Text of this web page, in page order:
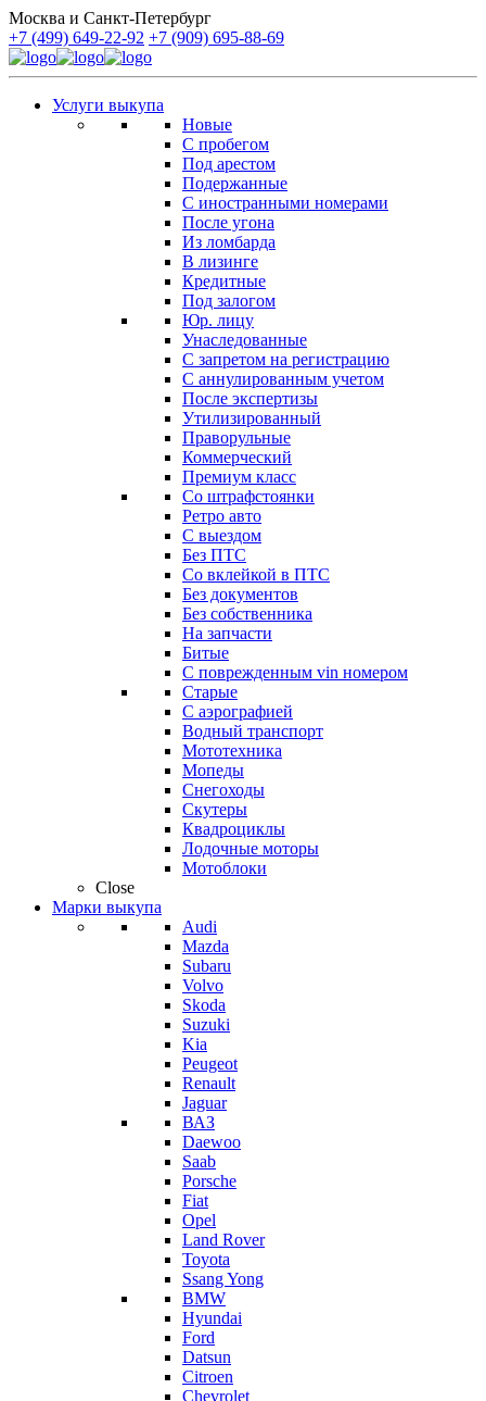
Москва и Санкт-Петербург
+7 (499) 649-22-92 +7 (909) 695-88-69
Услуги выкупа
Новые
С пробегом
Под арестом
Подержанные
С иностранными номерами
После угона
Из ломбарда
В лизинге
Кредитные
Под залогом
Юр. лицу
Унаследованные
С запретом на регистрацию
С аннулированным учетом
После экспертизы
Утилизированный
Праворульные
Коммерческий
Премиум класс
Со штрафстоянки
Ретро авто
С выездом
Без ПТС
Со вклейкой в ПТС
Без документов
Без собственника
На запчасти
Битые
С поврежденным vin номером
Старые
С аэрографией
Водный транспорт
Мототехника
Мопеды
Снегоходы
Скутеры
Квадроциклы
Лодочные моторы
Мотоблоки
Close
Марки выкупа
Audi
Mazda
Subaru
Volvo
Skoda
Suzuki
Kia
Peugeot
Renault
Jaguar
ВАЗ
Daewoo
Saab
Porsche
Fiat
Opel
Land Rover
Toyota
Ssang Yong
BMW
Hyundai
Ford
Datsun
Citroen
Chevrolet